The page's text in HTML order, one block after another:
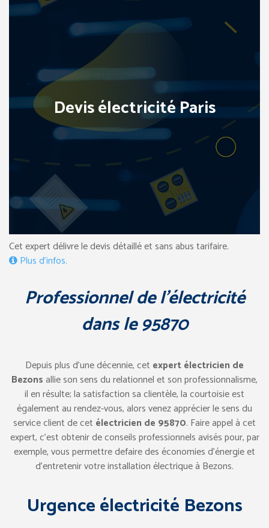
Devis électricité Paris
Cet expert délivre le devis détaillé et sans abus tarifaire.
Plus d’infos.
Professionnel de l’électricité
dans le 95870
Depuis plus d’une décennie, cet expert électricien de
Bezonsallie son sens du relationnel et son professionnalisme,
il en résulte; la satisfaction sa clientèle, la courtoisie est
également au rendez-vous, alors venez apprécier le sens du
service client de cet électricien de 95870. Faire appel à cet
expert, c’est obtenir de conseils professionnels avisés pour, par
exemple, vous permettre defaire des économies d’énergie et
d’entretenir votre installation électrique à Bezons.
Urgence électricité Bezons